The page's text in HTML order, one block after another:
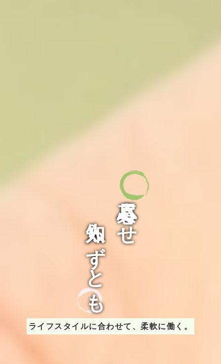
真心尽くせ
人知らずとも
ライフスタイルに合わせて、柔軟に働く。